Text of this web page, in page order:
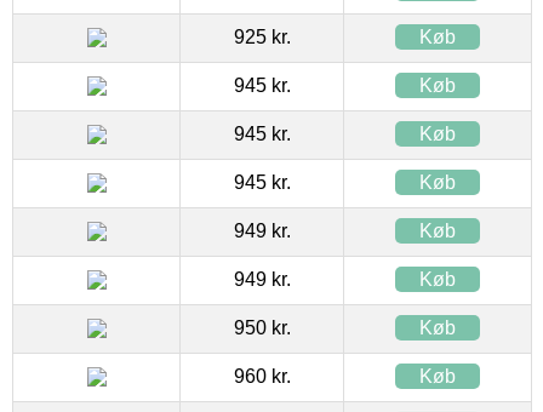
925 kr. Køb
945 kr. Køb
945 kr. Køb
945 kr. Køb
949 kr. Køb
949 kr. Køb
950 kr. Køb
960 kr. Køb